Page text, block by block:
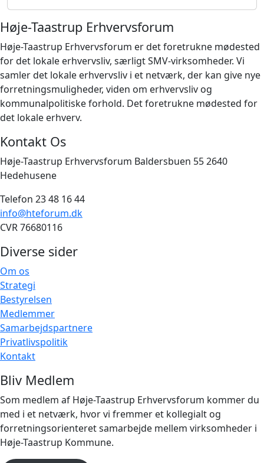
Høje-Taastrup Erhvervsforum
Høje-Taastrup Erhvervsforum er det foretrukne mødested
for det lokale erhvervsliv, særligt SMV-virksomheder. Vi
samler det lokale erhvervsliv i et netværk, der kan give nye
forretningsmuligheder, viden om erhvervsliv og
kommunalpolitiske forhold. Det foretrukne mødested for
det lokale erhverv.
Kontakt Os
Høje-Taastrup Erhvervsforum Baldersbuen 55 2640
Hedehusene
Telefon 23 48 16 44
info@hteforum.dk
CVR 76680116
Diverse sider
Om os
Strategi
Bestyrelsen
Medlemmer
Samarbejdspartnere
Privatlivspolitik
Kontakt
Bliv Medlem
Som medlem af Høje-Taastrup Erhvervsforum kommer du
med i et netværk, hvor vi fremmer et kollegialt og
forretningsorienteret samarbejde mellem virksomheder i
Høje-Taastrup Kommune.